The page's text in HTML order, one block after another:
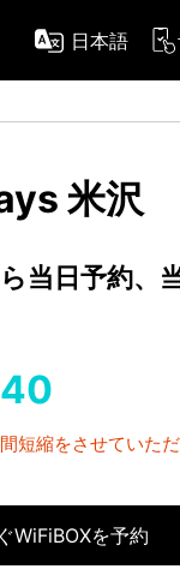
日本語
米沢
当日予約、
短縮をさせていただ
WiFiBOXを予約